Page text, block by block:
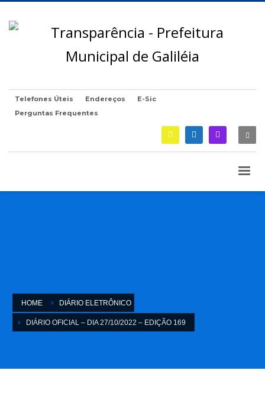
Telefones Úteis Endereços
E-Sic
Perguntas Frequentes
HOME DIÁRIO ELETRÔNICO
DIÁRIO OFICIAL – DIA 27/10/2022 – EDIÇÃO 169